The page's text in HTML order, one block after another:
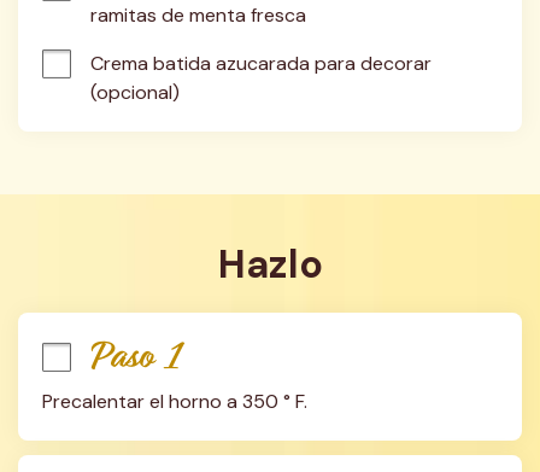
ramitas de menta fresca
Crema batida azucarada para decorar
(opcional)
Hazlo
Paso 1
Precalentar el horno a 350 ° F.